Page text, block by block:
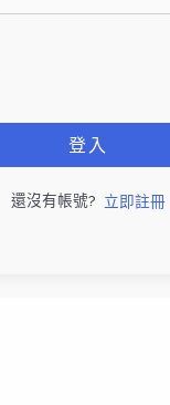
登入
還沒有帳號? 立即註冊